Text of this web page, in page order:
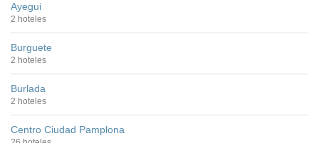
Ayegui
2 hoteles
Burguete
2 hoteles
Burlada
2 hoteles
Centro Ciudad Pamplona